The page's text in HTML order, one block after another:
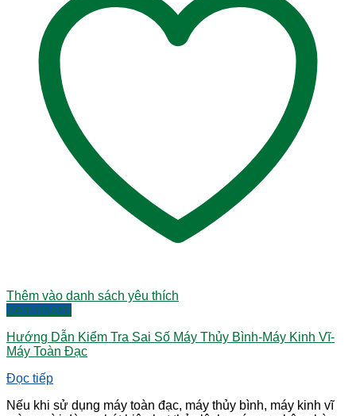
Thêm vào danh sách yêu thích
Xem nhanh
Hướng Dẫn Kiểm Tra Sai Số Máy Thủy Bình-Máy Kinh Vĩ-
Máy Toàn Đạc
Đọc tiếp
Nếu khi sử dụng máy toàn đạc, máy thủy bình, máy kinh vĩ